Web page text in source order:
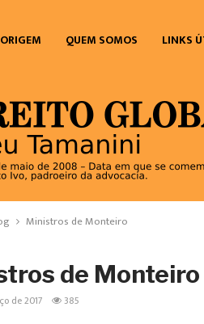
ORIGEM QUEM SOMOS LINKS
Ministros de Monteiro
de Monteiro
de 2017 385